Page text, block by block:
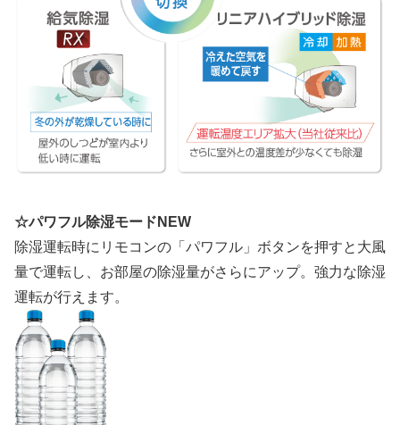
☆パワフル除湿モードNEW
除湿運転時にリモコンの「パワフル」ボタンを押すと大風
量で運転し、お部屋の除湿量がさらにアップ。強力な除湿
運転が行えます。